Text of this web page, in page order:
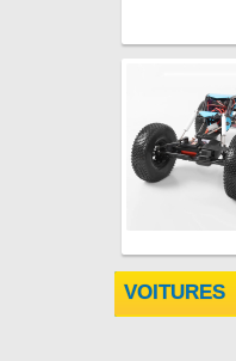
VOITURES